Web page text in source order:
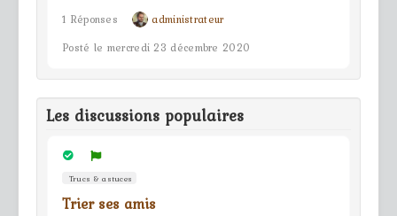
1 Réponses
administrateur
Posté le mercredi 23 décembre 2020
Les discussions populaires
Trucs & astuces
Trier ses amis